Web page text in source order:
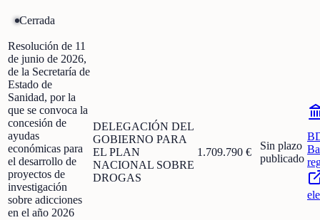
Cerrada
Resolución de 11
de junio de 2026,
de la Secretaría de
Estado de
Sanidad, por la
que se convoca la
concesión de
ayudas
económicas para
el desarrollo de
proyectos de
investigación
sobre adicciones
en el año 2026
DELEGACIÓN DEL
GOBIERNO PARA
EL PLAN
NACIONAL SOBRE
DROGAS
1.709.790 €
Sin plazo
publicado